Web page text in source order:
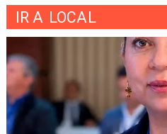
IR A LOCAL